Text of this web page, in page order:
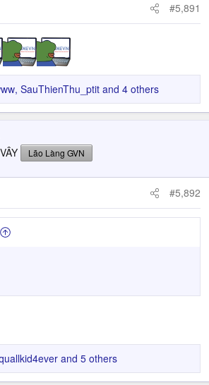
#5,891
, SauThienThu_ptit and 4 others
Lão Làng GVN
#5,892
and 5 others